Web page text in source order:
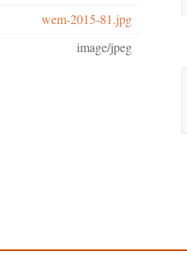
wem-2015-81.jpg
image/jpeg